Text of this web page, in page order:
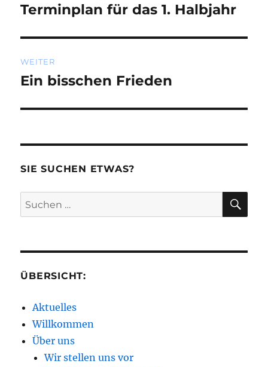
Beitrag:
Terminplan für das 1. Halbjahr
WEITER
Nächster
Ein bisschen Frieden
SIE SUCHEN ETWAS?
Suchen
nach:
ÜBERSICHT:
Aktuelles
Willkommen
Über uns
Wir stellen uns vor